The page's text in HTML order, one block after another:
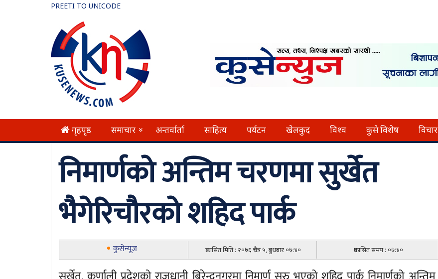
PREETI TO UNICODE
गृहपृष्ठ समाचार » अन्तर्वार्ता साहित्य पर्यटन खेलकुद विश्व कुसे विशेष विचार
निमार्णको अन्तिम चरणमा सुर्खेत
भैगेरिचौरको शहिद पार्क
कुसेन्यूज प्रकासित मिति : २०७६ चैत्र ५, बुधबार ०७:४० प्रकासित समय : ०७:४०